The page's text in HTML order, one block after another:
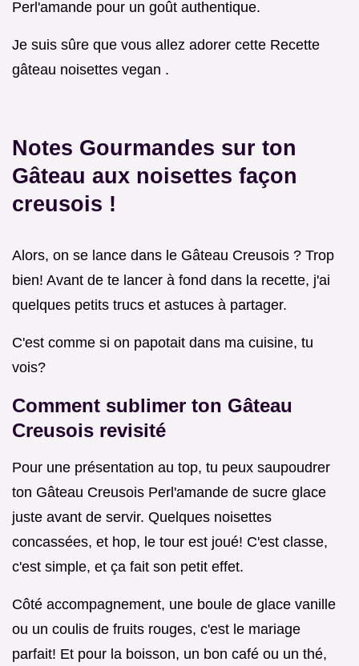
Perl'amande pour un goût authentique.
Je suis sûre que vous allez adorer cette Recette
gâteau noisettes vegan .
Notes Gourmandes sur ton
Gâteau aux noisettes façon
creusois !
Alors, on se lance dans le Gâteau Creusois ? Trop
bien! Avant de te lancer à fond dans la recette, j'ai
quelques petits trucs et astuces à partager.
C'est comme si on papotait dans ma cuisine, tu
vois?
Comment sublimer ton Gâteau
Creusois revisité
Pour une présentation au top, tu peux saupoudrer
ton Gâteau Creusois Perl'amande de sucre glace
juste avant de servir. Quelques noisettes
concassées, et hop, le tour est joué! C'est classe,
c'est simple, et ça fait son petit effet.
Côté accompagnement, une boule de glace vanille
ou un coulis de fruits rouges, c'est le mariage
parfait! Et pour la boisson, un bon café ou un thé,